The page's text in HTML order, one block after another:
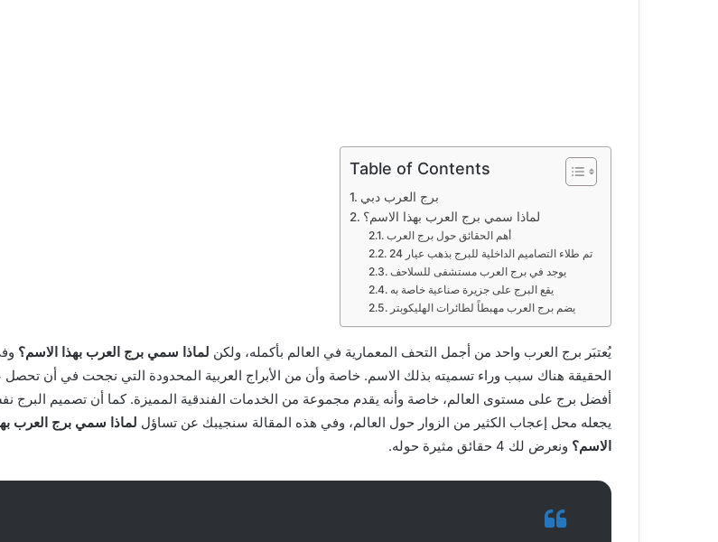
Table of Contents
برج العرب دبي
لماذا سمي برج العرب بهذا الاسم؟
أهم الحقائق حول برج العرب
تم طلاء التصاميم الداخلية للبرج بذهب عيار 24
يوجد في برج العرب مستشفى للسلاحف
يقع البرج على جزيرة صناعية خاصة به
يضم برج العرب مهبطاً لطائرات الهليكوبتر
يُعتبَر برج العرب واحد من أجمل التحف المعمارية في العالم بأكمله، ولكن لماذا سمي برج العرب بهذا الاسم؟
الحقيقة هناك سبب وراء تسميته بذلك الاسم. خاصة وأن من الأبراج العربية المحدودة التي نجحت في أن
أفضل برج على مستوى العالم، خاصة وأنه يقدم مجموعة من الخدمات الفندقية المميزة. كما أن تصميم البرج
يجعله محل إعجاب الكثير من الزوار حول العالم، وفي هذه المقالة سنجيبك عن تساؤل لماذا سمي برج العرب
الاسم؟ ونعرض لك 4 حقائق مثيرة حوله.